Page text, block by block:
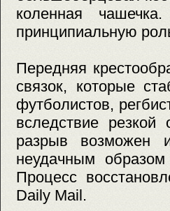
коленная
принципиальную
Передняя
связок, которые
футболистов,
вследствие
разрыв возможен
неудачным
Процесс
Daily Mail.